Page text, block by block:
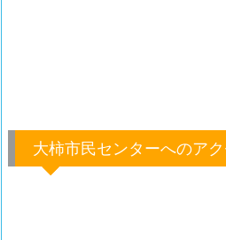
大柿市民センターへのアク